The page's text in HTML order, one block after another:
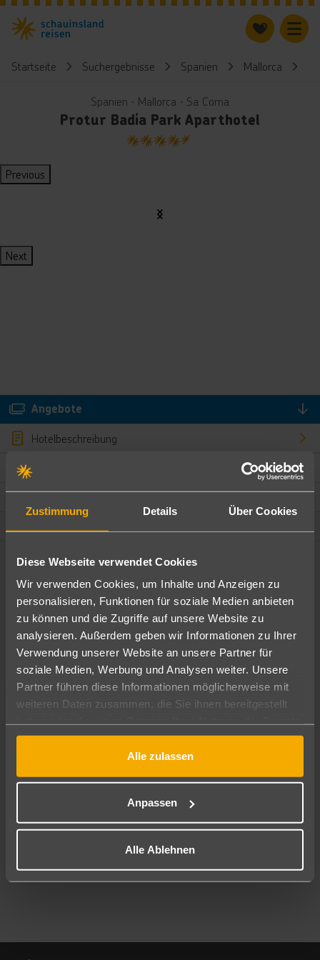
Zustimmung Details Über Cookies
Diese Webseite verwendet Cookies
Wir verwenden Cookies, um Inhalte und Anzeigen zu
personalisieren, Funktionen für soziale Medien anbieten
zu können und die Zugriffe auf unsere Website zu
analysieren. Außerdem geben wir Informationen zu Ihrer
Verwendung unserer Website an unsere Partner für
soziale Medien, Werbung und Analysen weiter. Unsere
Partner führen diese Informationen möglicherweise mit
weiteren Daten zusammen, die Sie ihnen bereitgestellt
gesammelt haben.
Alle zulassen
Anpassen
Alle Ablehnen
Startseite Suchergebnisse Spanien Mallorca
Spanien ∙ Mallorca ∙ Sa Coma
Protur Badía Park Aparthotel
4.5
Previous
Next
Angebote
Hotelbeschreibung
Bewertungen
Ändere die Kriterien nach deinen Wünschen
Pauschal Nur Hotel
Abflughafen
Alle Abflughäfen
09.08.26–07.08.27 7-21 Nächte
Mehr Filter anzeigen